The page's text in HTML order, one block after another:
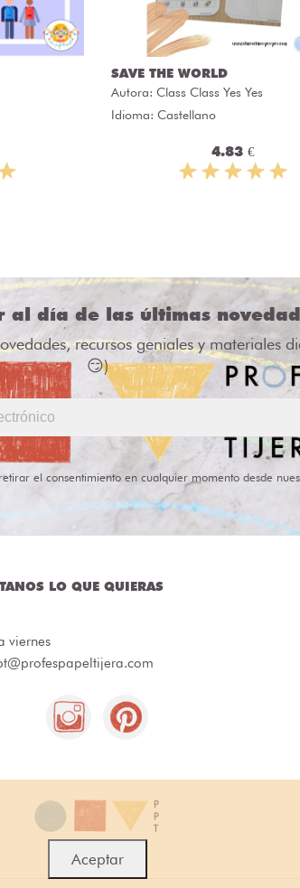
SAVE THE WORLD
Autora: Class Class Yes Yes
Idioma: Castellano
4.83 €
al día de las últimas
recursos geniales y materiales
😏)
el consentimiento en cualquier momento desde
LO QUE QUIERAS
viernes
Aceptar